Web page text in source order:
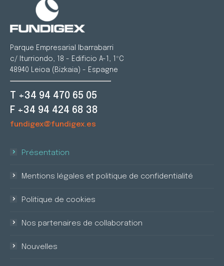
Parque Empresarial Ibarrabarri
c/ Iturriondo, 18 - Edificio A-1, 1ºC
48940 Leioa (Bizkaia) - Espagne
T +34 94 470 65 05
F +34 94 424 68 38
fundigex@fundigex.es
Présentation
Mentions légales et politique de confidentialité
Politique de cookies
Nos partenaires de collaboration
Nouvelles